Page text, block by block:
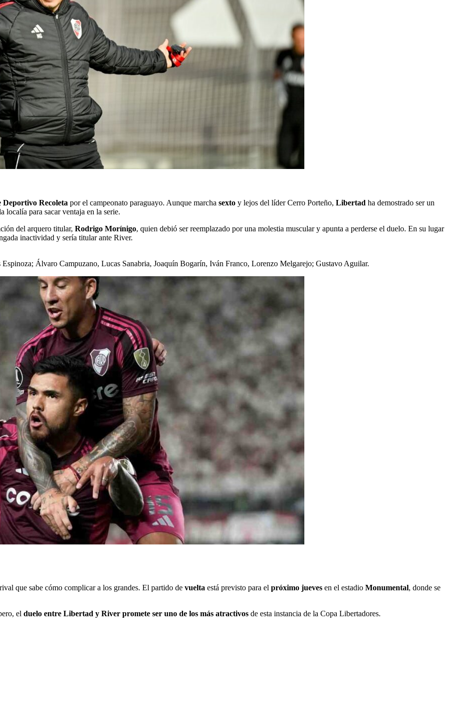
Deportivo Recoleta por el campeonato paraguayo. Aunque marcha sexto y lejos del líder Cerro Porteño, Libertad ha demostrado ser un
para sacar ventaja en la serie.
del arquero titular, Rodrigo Morínigo, quien debió ser reemplazado por una molestia muscular y apunta a perderse el duelo. En su lugar
inactividad y sería titular ante River.
Álvaro Campuzano, Lucas Sanabria, Joaquín Bogarín, Iván Franco, Lorenzo Melgarejo; Gustavo Aguilar.
que sabe cómo complicar a los grandes. El partido de vuelta está previsto para el próximo jueves en el estadio Monumental, donde se
el duelo entre Libertad y River promete ser uno de los más atractivos de esta instancia de la Copa Libertadores.